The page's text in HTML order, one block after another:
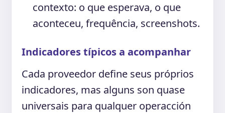
contexto: o que esperava, o que
aconteceu, frequência, screenshots.
Indicadores típicos a acompanhar
Cada proveedor define seus próprios
indicadores, mas alguns son quase
universais para qualquer operacción